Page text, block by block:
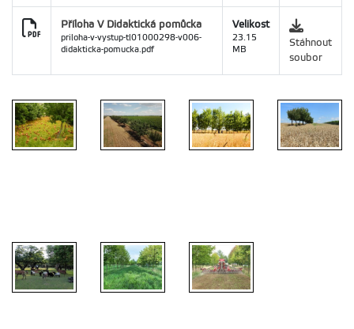
Příloha V Didaktická pomůcka
priloha-v-vystup-tl01000298-v006-
didakticka-pomucka.pdf
Velikost
23.15
MB
Stáhnout
soubor